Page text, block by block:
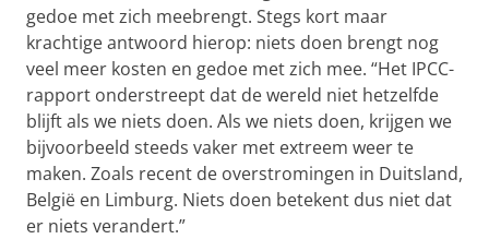
gedoe met zich meebrengt. Stegs kort maar
krachtige antwoord hierop: niets doen brengt nog
veel meer kosten en gedoe met zich mee. “Het IPCC-
rapport onderstreept dat de wereld niet hetzelfde
blijft als we niets doen. Als we niets doen, krijgen we
bijvoorbeeld steeds vaker met extreem weer te
maken. Zoals recent de overstromingen in Duitsland,
België en Limburg. Niets doen betekent dus niet dat
er niets verandert.”